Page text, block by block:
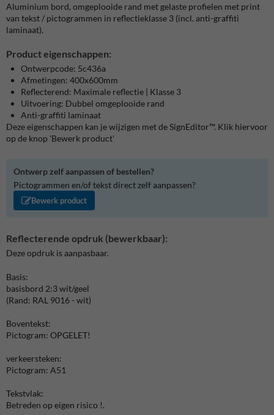
Aluminium bord, omgeplooide rand met gelaste profielen met print
van tekst / pictogrammen in reflectieklasse 3 (incl. anti-graffiti
laminaat).
Product eigenschappen:
Ontwerpcode: 5c436a
Afmetingen: 400x600mm
Reflecterend: Maximale reflectie | Klasse 3
Uitvoering: Dubbel omgeplooide rand
Anti-graffiti laminaat
Deze eigenschappen kan je wijzigen met de SignEditor™. Klik hiervoor
op de knop 'Bewerk product'
Ontwerp zelf aanpassen of bestellen?
Pictogrammen en/of tekst direct zelf aanpassen?
Bewerk product
Reflecterende opdruk (bewerkbaar):
Deze opdruk is aanpasbaar.
Basis:
basisbord 2:3 wit/geel
(Rand: RAL 9016 - wit)
Boventekst:
Pictogram: OPGELET!
verkeersteken:
Pictogram: A51
Tekstvlak:
Betreden op eigen risico !.